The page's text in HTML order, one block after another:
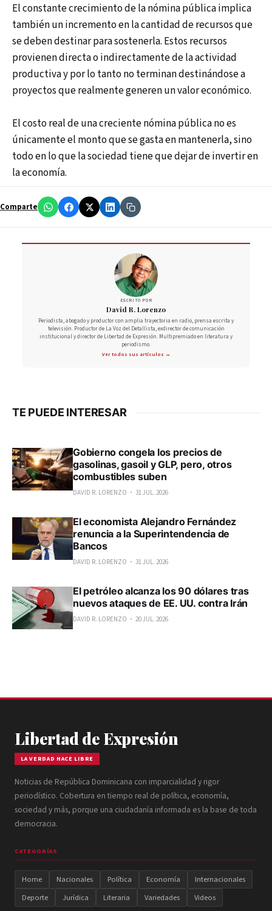
El constante crecimiento de la nómina pública implica
también un incremento en la cantidad de recursos que
se deben destinar para sostenerla. Estos recursos
provienen directa o indirectamente de la actividad
productiva y por lo tanto no terminan destinándose a
proyectos que realmente generen un valor económico.
El costo real de una creciente nómina pública no es
únicamente el monto que se gasta en mantenerla, sino
todo en lo que la sociedad tiene que dejar de invertir en
la economía.
Comparte
ESCRITO POR
David R. Lorenzo
Periodista, abogado y productor con amplia trayectoria en radio, prensa escrita y
televisión. Productor de La Voz del Detallista, exdirector de comunicación
institucional y director de Libertad de Expresión. Multipremiado en literatura y
periodismo.
Ver todos sus artículos →
TE PUEDE INTERESAR
Gobierno congela los precios de
gasolinas, gasoil y GLP, pero, otros
combustibles suben
DAVID R. LORENZO 31 JUL. 2026
El economista Alejandro Fernández
renuncia a la Superintendencia de
Bancos
DAVID R. LORENZO 31 JUL. 2026
El petróleo alcanza los 90 dólares tras
nuevos ataques de EE. UU. contra Irán
DAVID R. LORENZO 20 JUL. 2026
Libertad de Expresión
LA VERDAD HACE LIBRE
Noticias de República Dominicana con imparcialidad y rigor
periodístico. Cobertura en tiempo real de política, economía,
sociedad y más, porque una ciudadanía informada es la base de toda
democracia.
CATEGORÍAS
Home Nacionales Política Economía
Internacionales
Deporte
Jurídica Literaria Variedades Videos